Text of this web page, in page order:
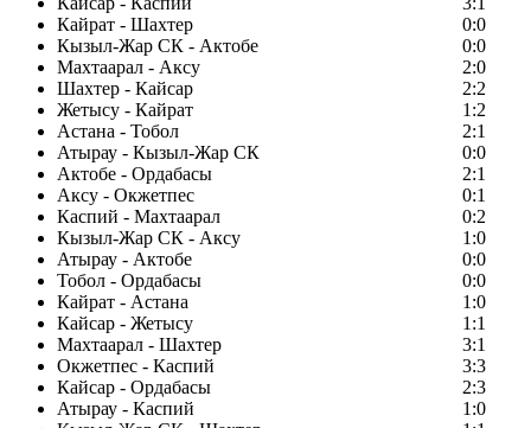
Кайрат - Шахтер
0:0
Кызыл-Жар СК - Актобе
0:0
Махтаарал - Аксу
2:0
Шахтер - Кайсар
2:2
Жетысу - Кайрат
1:2
Астана - Тобол
2:1
Атырау - Кызыл-Жар СК
0:0
Актобе - Ордабасы
2:1
Аксу - Окжетпес
0:1
Каспий - Махтаарал
0:2
Кызыл-Жар СК - Аксу
1:0
Атырау - Актобе
0:0
Тобол - Ордабасы
0:0
Кайрат - Астана
1:0
Кайсар - Жетысу
1:1
Махтаарал - Шахтер
3:1
Окжетпес - Каспий
3:3
Кайсар - Ордабасы
2:3
Атырау - Каспий
1:0